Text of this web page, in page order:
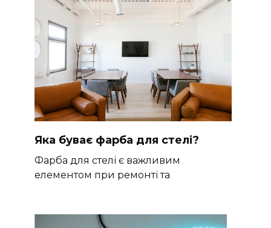
Яка буває фарба для стелі?
Фарба для стелі є важливим
елементом при ремонті та